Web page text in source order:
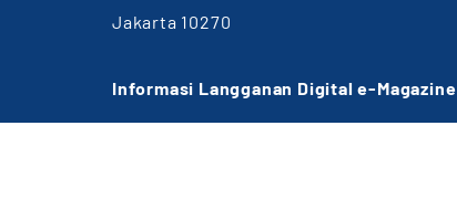
Jakarta 10270
Informasi Langganan Digital e-Magazine